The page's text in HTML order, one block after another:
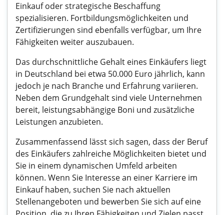
Einkauf oder strategische Beschaffung
spezialisieren. Fortbildungsmöglichkeiten und
Zertifizierungen sind ebenfalls verfügbar, um Ihre
Fähigkeiten weiter auszubauen.
Das durchschnittliche Gehalt eines Einkäufers liegt
in Deutschland bei etwa 50.000 Euro jährlich, kann
jedoch je nach Branche und Erfahrung variieren.
Neben dem Grundgehalt sind viele Unternehmen
bereit, leistungsabhängige Boni und zusätzliche
Leistungen anzubieten.
Zusammenfassend lässt sich sagen, dass der Beruf
des Einkäufers zahlreiche Möglichkeiten bietet und
Sie in einem dynamischen Umfeld arbeiten
können. Wenn Sie Interesse an einer Karriere im
Einkauf haben, suchen Sie nach aktuellen
Stellenangeboten und bewerben Sie sich auf eine